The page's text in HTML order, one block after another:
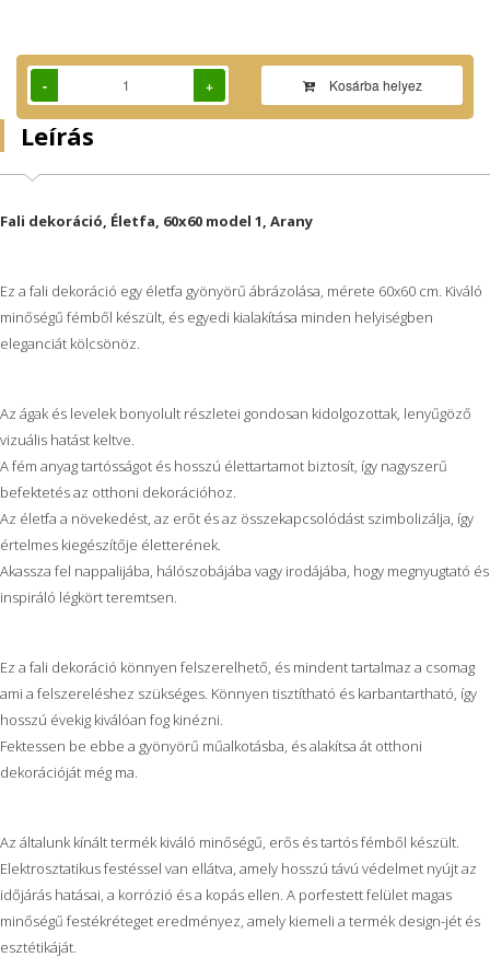
- + Kosárba helyez
Leírás
Fali dekoráció, Életfa, 60x60 model 1, Arany
Ez a fali dekoráció egy életfa gyönyörű ábrázolása, mérete 60x60 cm. Kiváló
minőségű fémből készült, és egyedi kialakítása minden helyiségben
eleganciát kölcsönöz.
Az ágak és levelek bonyolult részletei gondosan kidolgozottak, lenyűgöző
vizuális hatást keltve.
A fém anyag tartósságot és hosszú élettartamot biztosít, így nagyszerű
befektetés az otthoni dekorációhoz.
Az életfa a növekedést, az erőt és az összekapcsolódást szimbolizálja, így
értelmes kiegészítője életterének.
Akassza fel nappalijába, hálószobájába vagy irodájába, hogy megnyugtató és
inspiráló légkört teremtsen.
Ez a fali dekoráció könnyen felszerelhető, és mindent tartalmaz a csomag
ami a felszereléshez szükséges. Könnyen tisztítható és karbantartható, így
hosszú évekig kiválóan fog kinézni.
Fektessen be ebbe a gyönyörű műalkotásba, és alakítsa át otthoni
dekorációját még ma.
Az általunk kínált termék kiváló minőségű, erős és tartós fémből készült.
Elektrosztatikus festéssel van ellátva, amely hosszú távú védelmet nyújt az
időjárás hatásai, a korrózió és a kopás ellen. A porfestett felület magas
minőségű festékréteget eredményez, amely kiemeli a termék design-jét és
esztétikáját.